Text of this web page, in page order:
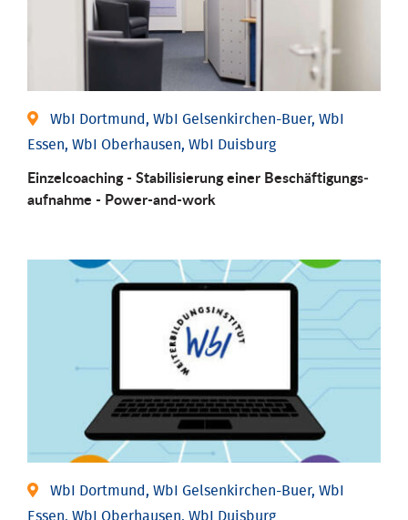
WbI Dortmund, WbI Gelsenkirchen-Buer, WbI
Essen, WbI Oberhausen, WbI Duisburg
Einzel­coaching - Stabili­sierung einer Be­schäftigungs­
aufnahme - Power-and-work
WbI Dortmund, WbI Gelsenkirchen-Buer, WbI
Essen, WbI Oberhausen, WbI Duisburg